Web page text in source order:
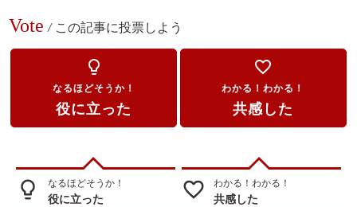
Vote / この記事に投票しよう
lightbulb_outline
なるほどそうか！
役に立った
favorite_border
わかる！わかる！
共感した
lightbulb_outline なるほどそうか！
役に立った favorite_border わかる！わかる！
共感した